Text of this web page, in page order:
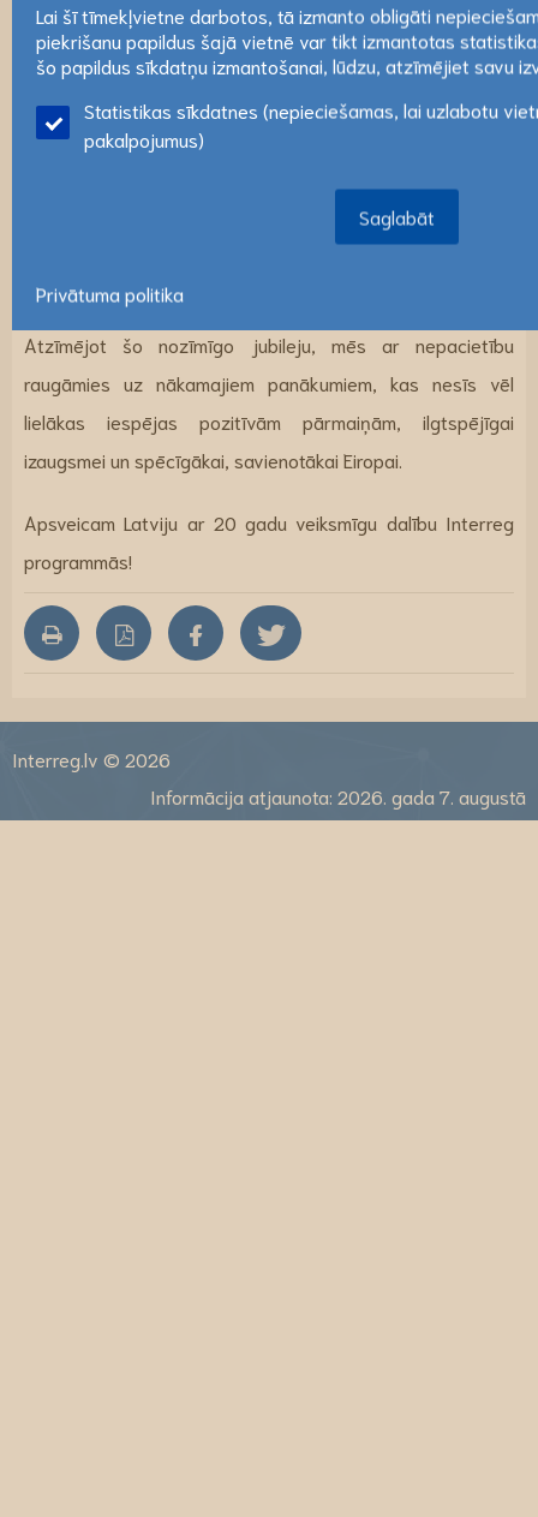
Lai šī tīmekļvietne darbotos, tā izmanto obligāti
šo papildus sīkdatņu izmantošanai, lūdzu, atzīmējiet savu
Saglabāt
Atzīmējot šo nozīmīgo jubileju, mēs ar nepacietību
raugāmies uz nākamajiem panākumiem, kas nesīs vēl
lielākas iespējas pozitīvām pārmaiņām, ilgtspējīgai
izaugsmei un spēcīgākai, savienotākai Eiropai.
Apsveicam Latviju ar 20 gadu veiksmīgu dalību Interreg
programmās!
Interreg.lv © 2026
Informācija atjaunota: 2026. gada 7. augustā
Lai šī tīmekļvietne darbotos, tā izmanto obligāti
piekrišanu papildus šajā vietnē var tikt izmantotas
šo papildus sīkdatņu izmantošanai, lūdzu, atzīmējiet savu
Statistikas sīkdatnes (nepieciešamas, lai uzlabotu
pakalpojumus)
Saglabāt
Privātuma politika